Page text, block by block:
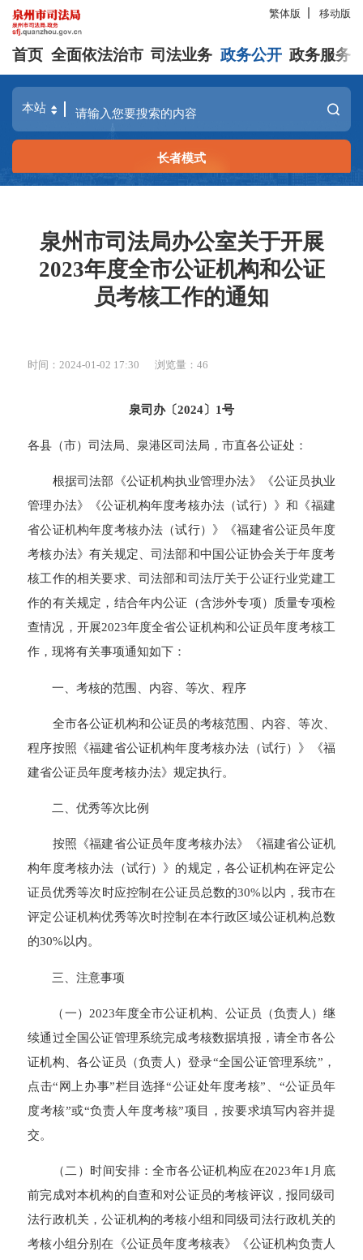
繁体版 移动版
首页 全面依法治市 司法业务 政务公开 政务服务
长者模式
泉州市司法局办公室关于开展
2023年度全市公证机构和公证
员考核工作的通知
时间：2024-01-02 17:30 浏览量：46
泉司办〔2024〕1号
各县（市）司法局、泉港区司法局，市直各公证处：
根据司法部《公证机构执业管理办法》《公证员执业
管理办法》《公证机构年度考核办法（试行）》和《福建
省公证机构年度考核办法（试行）》《福建省公证员年度
考核办法》有关规定、司法部和中国公证协会关于年度考
核工作的相关要求、司法部和司法厅关于公证行业党建工
作的有关规定，结合年内公证（含涉外专项）质量专项检
查情况，开展2023年度全省公证机构和公证员年度考核工
作，现将有关事项通知如下：
一、考核的范围、内容、等次、程序
全市各公证机构和公证员的考核范围、内容、等次、
程序按照《福建省公证机构年度考核办法（试行）》《福
建省公证员年度考核办法》规定执行。
二、优秀等次比例
按照《福建省公证员年度考核办法》《福建省公证机
构年度考核办法（试行）》的规定，各公证机构在评定公
证员优秀等次时应控制在公证员总数的30%以内，我市在
评定公证机构优秀等次时控制在本行政区域公证机构总数
的30%以内。
三、注意事项
（一）2023年度全市公证机构、公证员（负责人）继
续通过全国公证管理系统完成考核数据填报，请全市各公
证机构、各公证员（负责人）登录“全国公证管理系统”，
点击“网上办事”栏目选择“公证处年度考核”、“公证员年
度考核”或“负责人年度考核”项目，按要求填写内容并提
交。
（二）时间安排：全市各公证机构应在2023年1月底
前完成对本机构的自查和对公证员的考核评议，报同级司
法行政机关，公证机构的考核小组和同级司法行政机关的
考核小组分别在《公证员年度考核表》《公证机构负责人